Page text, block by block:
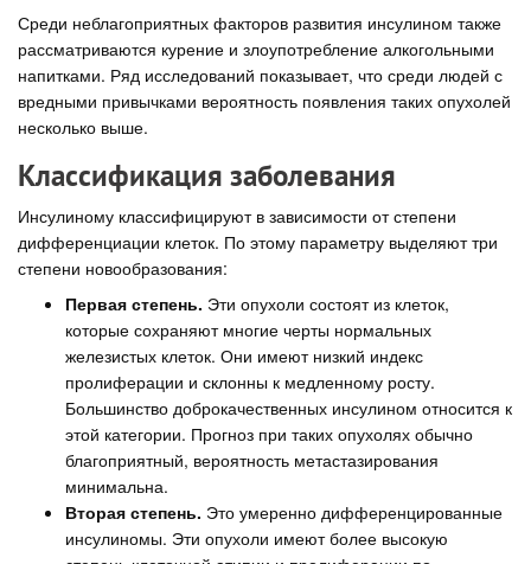
Среди неблагоприятных факторов развития инсулином также
рассматриваются курение и злоупотребление алкогольными
напитками. Ряд исследований показывает, что среди людей с
вредными привычками вероятность появления таких опухолей
несколько выше.
Классификация заболевания
Инсулиному классифицируют в зависимости от степени
дифференциации клеток. По этому параметру выделяют три
степени новообразования:
Первая степень. Эти опухоли состоят из клеток,
которые сохраняют многие черты нормальных
железистых клеток. Они имеют низкий индекс
пролиферации и склонны к медленному росту.
Большинство доброкачественных инсулином относится к
этой категории. Прогноз при таких опухолях обычно
благоприятный, вероятность метастазирования
минимальна.
Вторая степень. Это умеренно дифференцированные
инсулиномы. Эти опухоли имеют более высокую